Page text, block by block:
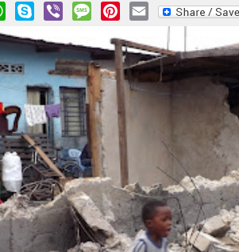
WhatsApp
Skype Viber MessagePinterest
Email